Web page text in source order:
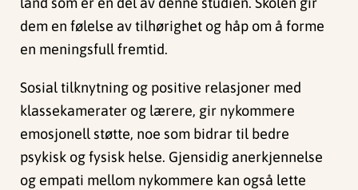
dem en følelse av tilhørighet og håp om å forme
en meningsfull fremtid.
Sosial tilknytning og positive relasjoner med
klassekamerater og lærere, gir nykommere
emosjonell støtte, noe som bidrar til bedre
psykisk og fysisk helse. Gjensidig anerkjennelse
og empati mellom nykommere kan også lette